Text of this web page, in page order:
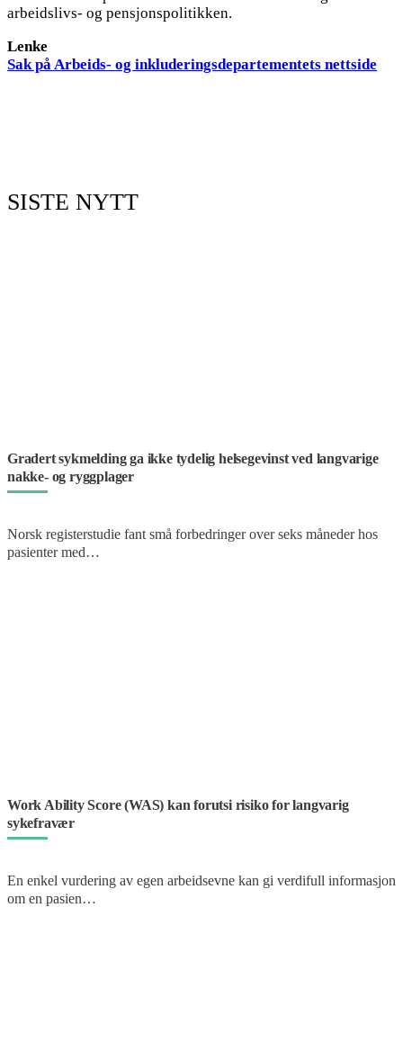
arbeidslivs- og pensjonspolitikken.
Lenke
Sak på Arbeids- og inkluderingsdepartementets nettside
SISTE NYTT
Gradert sykmelding ga ikke tydelig helsegevinst ved langvarige
nakke- og ryggplager
Norsk registerstudie fant små forbedringer over seks måneder hos
pasienter med…
Work Ability Score (WAS) kan forutsi risiko for langvarig
sykefravær
En enkel vurdering av egen arbeidsevne kan gi verdifull informasjon
om en pasien…